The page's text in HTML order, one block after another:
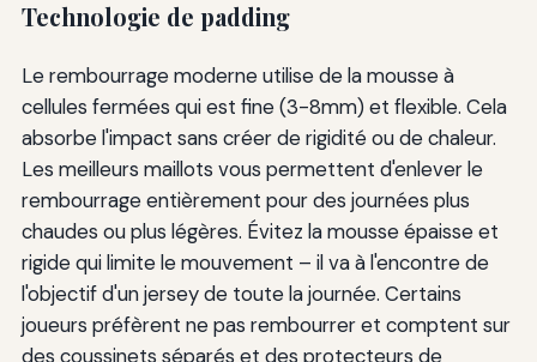
Technologie de padding
Le rembourrage moderne utilise de la mousse à
cellules fermées qui est fine (3-8mm) et flexible. Cela
absorbe l'impact sans créer de rigidité ou de chaleur.
Les meilleurs maillots vous permettent d'enlever le
rembourrage entièrement pour des journées plus
chaudes ou plus légères. Évitez la mousse épaisse et
rigide qui limite le mouvement – il va à l'encontre de
l'objectif d'un jersey de toute la journée. Certains
joueurs préfèrent ne pas rembourrer et comptent sur
des coussinets séparés et des protecteurs de